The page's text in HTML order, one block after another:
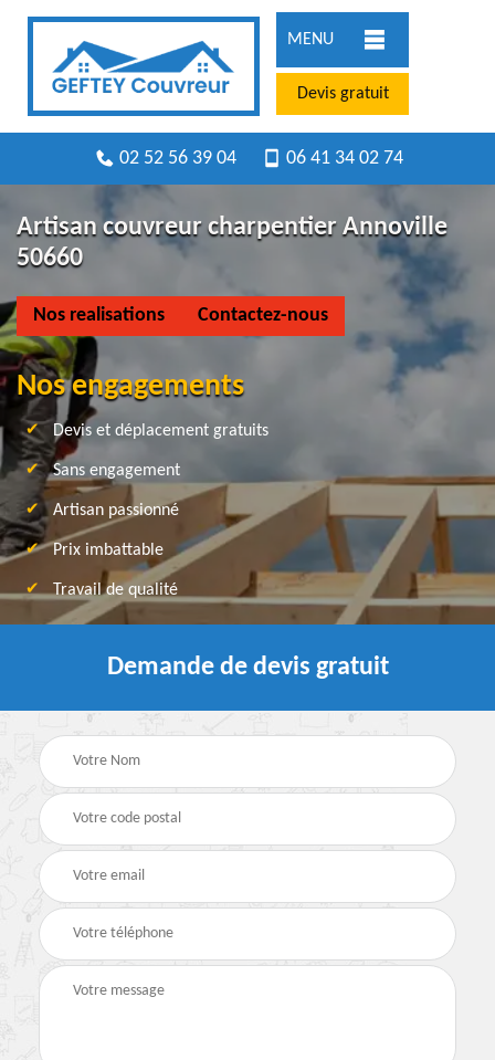
MENU
Devis gratuit
02 52 56 39 04 06 41 34 02 74
Artisan couvreur charpentier Annoville
50660
Nos realisations Contactez-nous
Nos engagements
Devis et déplacement gratuits
Sans engagement
Artisan passionné
Prix imbattable
Travail de qualité
Demande de devis gratuit